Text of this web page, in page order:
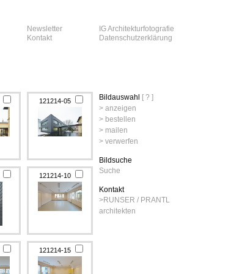
Newsletter
Kontakt
IG Architekturfotografie
Datenschutzerklärung
121214-05
121214-10
121214-15
Bildauswahl
[ ? ]
> anzeigen
> bestellen
> mailen
> verwerfen
Bildsuche
Suche
Kontakt
>RUNSER / PRANTL
architekten